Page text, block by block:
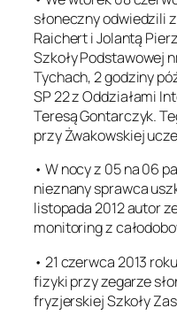
słoneczny odwiedzili
Raichert i Jolantą
Szkoły Podstawowej
Tychach, 2 godziny
SP 22 z Oddziałami
Teresą Gontarczyk.
przy Żwakowskiej
• W nocy z 05 na 06
nieznany sprawca
listopada 2012 autor
monitoring z
• 21 czerwca 2013
fizyki przy zegarze
fryzjerskiej Szkoły